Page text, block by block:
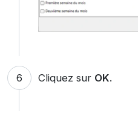
Cliquez sur OK.